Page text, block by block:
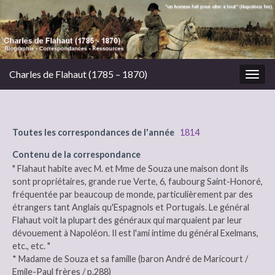
Charles de Flahaut (1785 – 1870)
Toutes les correspondances de l'année 1814
Contenu de la correspondance
" Flahaut habite avec M. et Mme de Souza une maison dont ils
sont propriétaires, grande rue Verte, 6, faubourg Saint-Honoré,
fréquentée par beaucoup de monde, particulièrement par des
étrangers tant Anglais qu'Espagnols et Portugais. Le général
Flahaut voit la plupart des généraux qui marquaient par leur
dévouement à Napoléon. Il est l'ami intime du général Exelmans,
etc., etc. "
* Madame de Souza et sa famille (baron André de Maricourt /
Emile-Paul frères / p.288)